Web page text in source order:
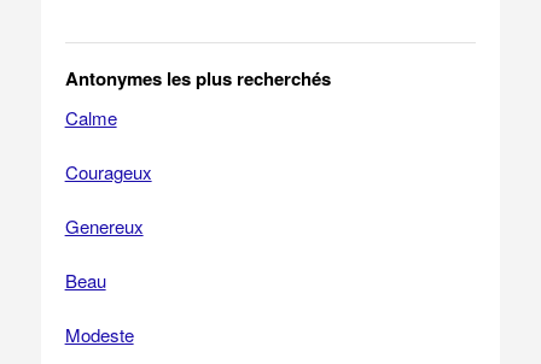
Antonymes les plus recherchés
Calme
Courageux
Genereux
Beau
Modeste